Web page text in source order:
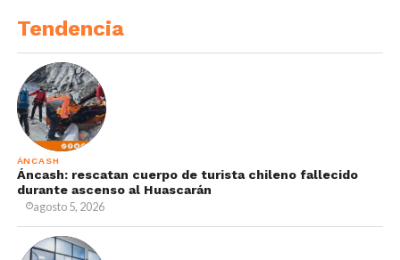
Tendencia
ÁNCASH
Áncash: rescatan cuerpo de turista chileno fallecido
durante ascenso al Huascarán
agosto 5, 2026